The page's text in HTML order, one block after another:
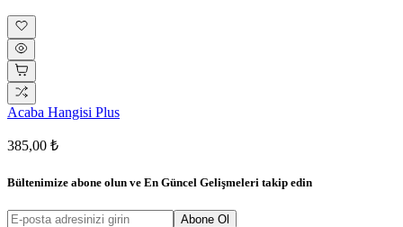
Acaba Hangisi Plus
385,00 ₺
Bültenimize abone olun ve En Güncel Gelişmeleri takip edin
Abone Ol